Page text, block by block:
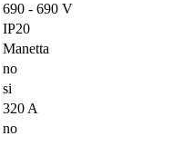
690 - 690 V
IP20
Manetta
no
si
320 A
no